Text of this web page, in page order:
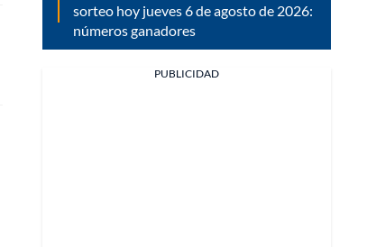
sorteo hoy jueves 6 de agosto de 2026:
números ganadores
PUBLICIDAD